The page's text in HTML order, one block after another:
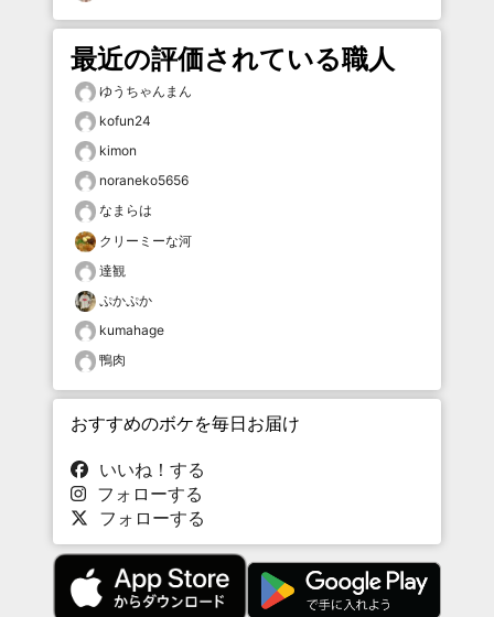
最近の評価されている職人
ゆうちゃんまん
kofun24
kimon
noraneko5656
なまらは
クリーミーな河
達観
ぷかぷか
kumahage
鴨肉
おすすめのボケを毎日お届け
いいね！する
フォローする
フォローする